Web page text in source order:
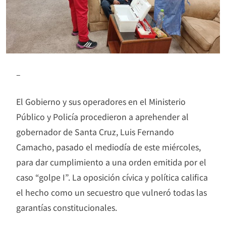
–
El Gobierno y sus operadores en el Ministerio
Público y Policía procedieron a aprehender al
gobernador de Santa Cruz, Luis Fernando
Camacho, pasado el mediodía de este miércoles,
para dar cumplimiento a una orden emitida por el
caso “golpe I”. La oposición cívica y política califica
el hecho como un secuestro que vulneró todas las
garantías constitucionales.